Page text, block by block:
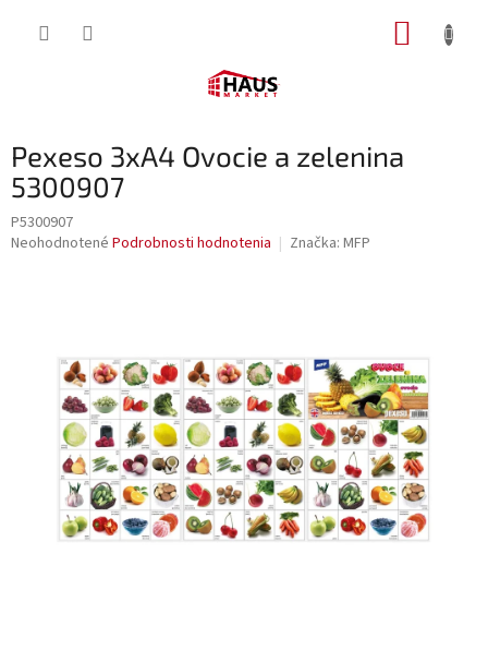
Pexeso 3xA4 Ovocie a zelenina
5300907
P5300907
Priemerné
hviezdičiek.
Neohodnotené Podrobnosti hodnotenia Značka: MFP